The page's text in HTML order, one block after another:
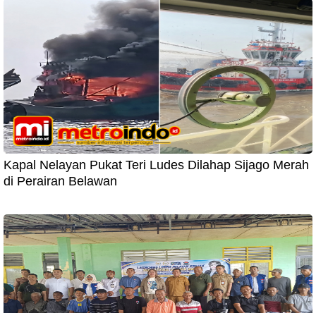
Kapal Nelayan Pukat Teri Ludes Dilahap Sijago Merah
di Perairan Belawan